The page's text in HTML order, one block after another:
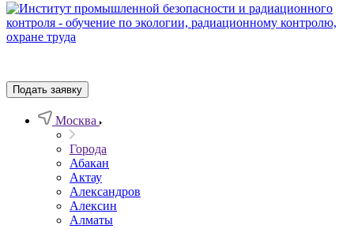
Подать заявку
Москва
Города
Абакан
Актау
Александров
Алексин
Алматы